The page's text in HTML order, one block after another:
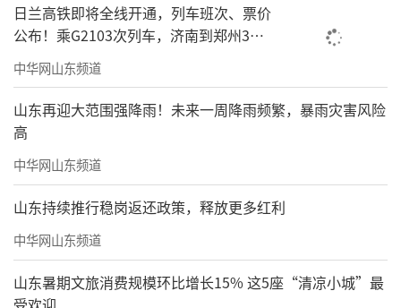
日兰高铁即将全线开通，列车班次、票价
公布！乘G2103次列车，济南到郑州3小
时到达
中华网山东频道
山东再迎大范围强降雨！未来一周降雨频繁，暴雨灾害风险
高
中华网山东频道
山东持续推行稳岗返还政策，释放更多红利
中华网山东频道
山东暑期文旅消费规模环比增长15% 这5座“清凉小城”最